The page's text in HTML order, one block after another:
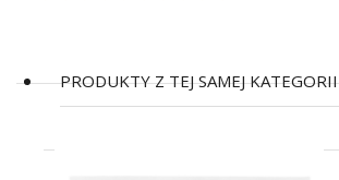
PRODUKTY Z TEJ SAMEJ KATEGORII